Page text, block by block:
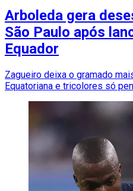
Arboleda gera
São Paulo após
Equador
Zagueiro deixa o gramado
Equatoriana e tricolores só